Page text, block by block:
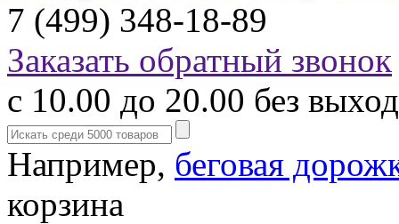
7 (499) 348-18-89
Заказать обратный звонок
с 10.00 до 20.00 без
Например, беговая
корзина